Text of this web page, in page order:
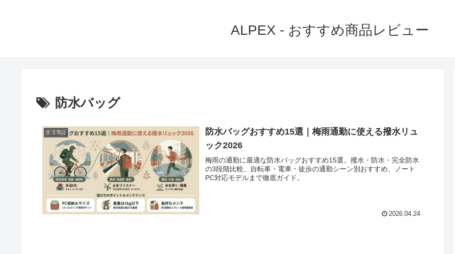
ALPEX - おすすめ商品レビュー
防水バッグ
生活用品
防水バッグおすすめ15選｜梅雨通勤に使える撥水リュ
ック2026
梅雨の通勤に最適な防水バッグおすすめ15選。撥水・防水・完全防水
の3段階比較、自転車・電車・徒歩の通勤シーン別おすすめ、ノート
PC対応モデルまで徹底ガイド。
2026.04.24